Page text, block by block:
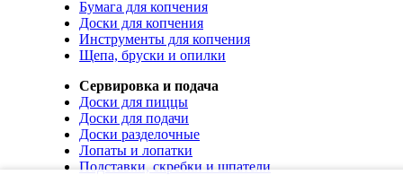
Бумага для копчения
Доски для копчения
Инструменты для копчения
Щепа, бруски и опилки
Сервировка и подача
Доски для пиццы
Доски для подачи
Доски разделочные
Лопаты и лопатки
Подставки, скребки и шпатели